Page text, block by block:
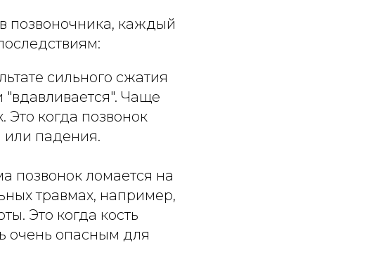
позвоночника, каждый
сильного сжатия
"вдавливается". Чаще
Это когда позвонок
или падения.
позвонок ломается на
травмах, например,
Это когда кость
очень опасным для